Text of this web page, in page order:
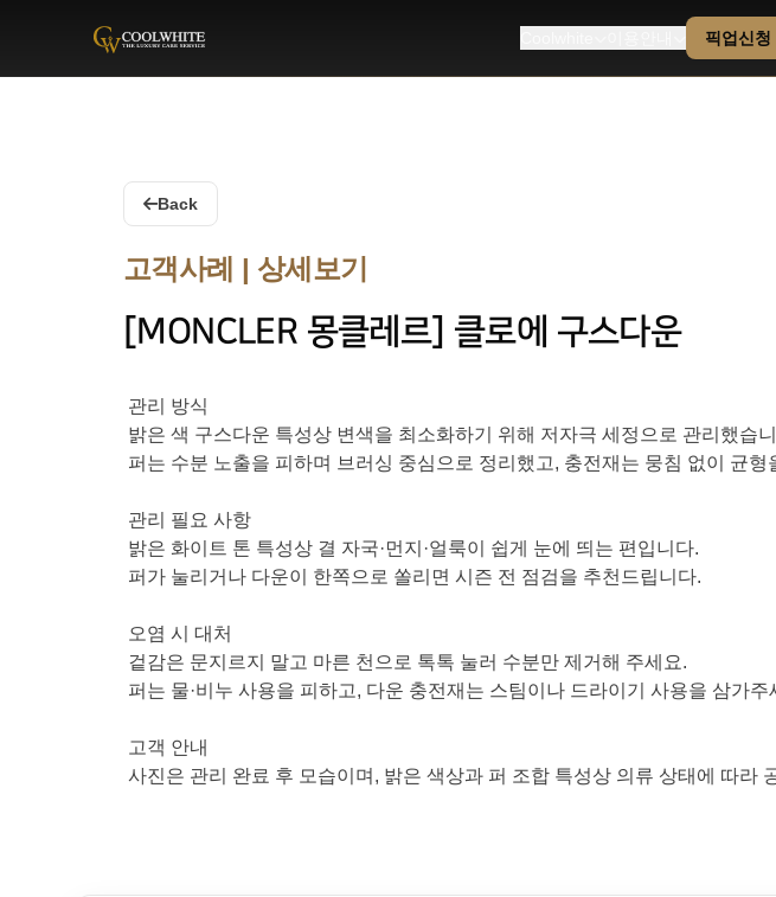
Coolwhite
픽업신청
Back
고객사례 | 상세보기
[MONCLER 몽클레르] 클로에 구스다운
관리 방식
밝은 색 구스다운 특성상 변색을 최소화하기 위해 저자극 세정으로 관리했습
퍼는 수분 노출을 피하며 브러싱 중심으로 정리했고, 충전재는 뭉침 없이 균형
관리 필요 사항
밝은 화이트 톤 특성상 결 자국·먼지·얼룩이 쉽게 눈에 띄는 편입니다.
퍼가 눌리거나 다운이 한쪽으로 쏠리면 시즌 전 점검을 추천드립니다.
오염 시 대처
겉감은 문지르지 말고 마른 천으로 톡톡 눌러 수분만 제거해 주세요.
퍼는 물·비누 사용을 피하고, 다운 충전재는 스팀이나 드라이기 사용을 삼가주
고객 안내
사진은 관리 완료 후 모습이며, 밝은 색상과 퍼 조합 특성상 의류 상태에 따라